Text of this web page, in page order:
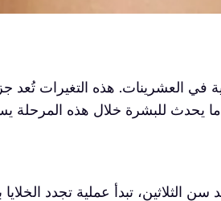
في العشرينات. هذه التغيرات تُعد
يحدث للبشرة خلال هذه المرحلة
تبدأ عملية تجدد الخلايا